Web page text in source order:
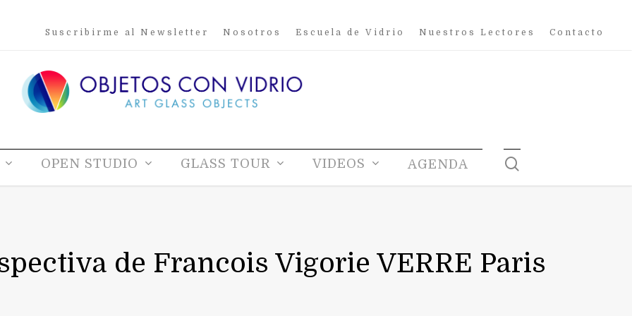
Suscribirme al Newsletter Nosotros Escuela de Vidrio Nuestros Lectores Contacto
OPEN STUDIO GLASS TOUR VIDEOS AGENDA
de Francois Vigorie VERRE Paris